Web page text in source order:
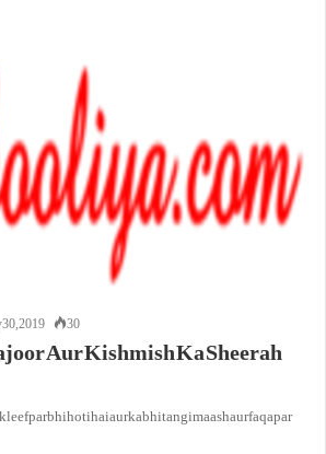
2019 30
Aur Kishmish Ka Sheerah
par bhi hoti hai aur kabhi tangi maash aur faqa par